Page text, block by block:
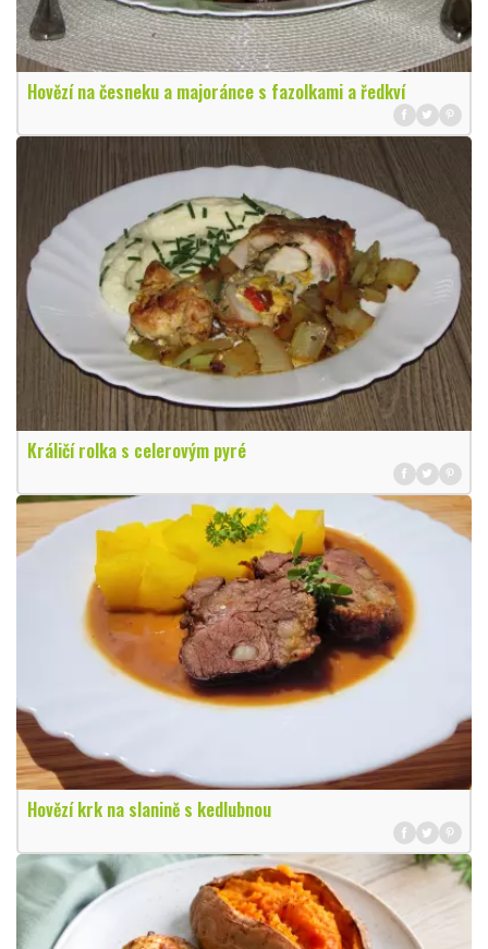
Hovězí na česneku a majoránce s fazolkami a ředkví
Králičí rolka s celerovým pyré
Hovězí krk na slanině s kedlubnou